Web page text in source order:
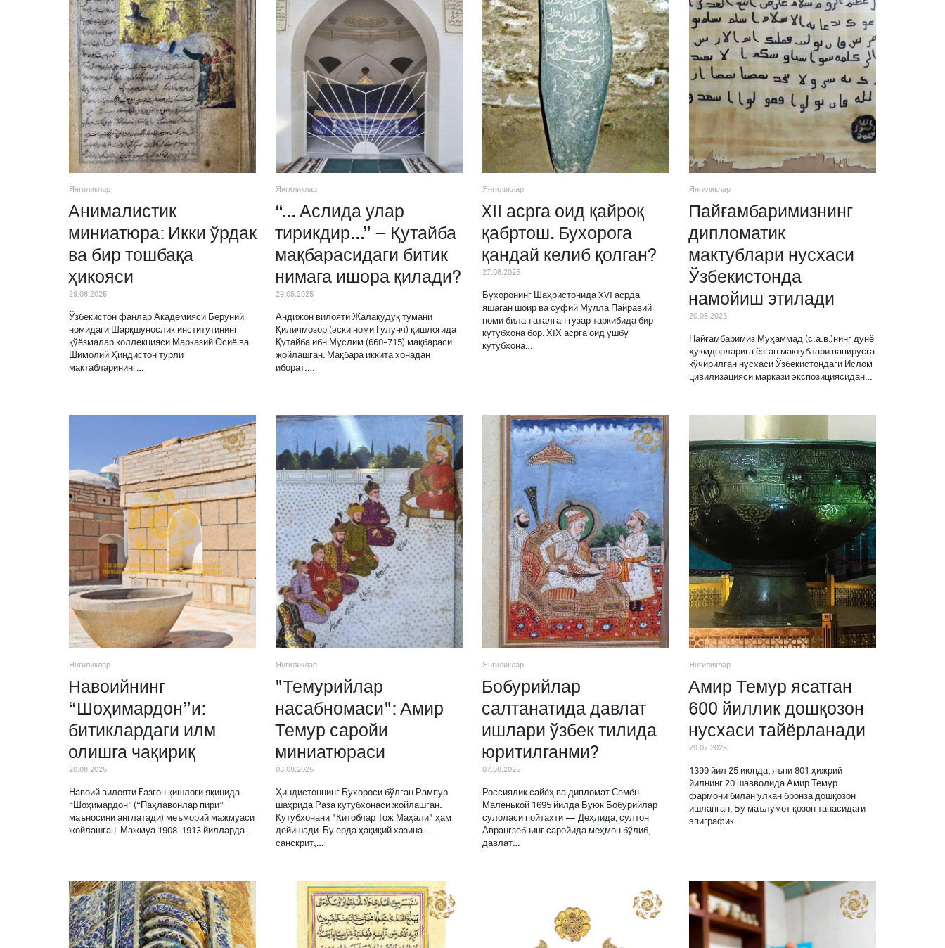
Янгиликлар
Анималистик
миниатюра: Икки ўрдак
ва бир тошбақа
ҳикояси
29.08.2025
Ўзбекистон фанлар Академияси Беруний
номидаги Шарқшунослик институтининг
қўёзмалар коллекцияси Марказий Осиё ва
Шимолий Ҳиндистон турли
мактабларининг…
Янгиликлар
“... Аслида улар
тирикдир...” – Қутайба
мақбарасидаги битик
нимага ишора қилади?
29.08.2025
Андижон вилояти Жалақудуқ тумани
Қиличмозор (эски номи Гулунч) қишлоғида
Қутайба ибн Муслим (660-715) мақбараси
жойлашган. Мақбара иккита хонадан
иборат.…
Янгиликлар
XII асрга оид қайроқ
қабртош. Бухорога
қандай келиб қолган?
27.08.2025
Бухоронинг Шаҳристонида XVI асрда
яшаган шоир ва суфий Мулла Пайравий
номи билан аталган гузар таркибида бир
кутубхона бор. ХIХ асрга оид ушбу
кутубхона…
Янгиликлар
Пайғамбаримизнинг
дипломатик
мактублари нусхаси
Ўзбекистонда
намойиш этилади
20.08.2025
Пайғамбаримиз Муҳаммад (с.а.в.)нинг дунё
ҳукмдорларига ёзган мактублари папирусга
кўчирилган нусхаси Ўзбекистондаги Ислом
цивилизацияси маркази экспозициясидан…
Янгиликлар
Навоийнинг
“Шоҳимардон”и:
битиклардаги илм
олишга чақириқ
20.08.2025
Навоий вилояти Ғазғон қишлоғи яқинида
“Шоҳимардон” (“Паҳлавонлар пири”
маъносини англатади) меъморий мажмуаси
жойлашган. Мажмуа 1908-1913 йилларда…
Янгиликлар
"Темурийлар
насабномаси": Амир
Темур саройи
миниатюраси
08.08.2025
Ҳиндистоннинг Бухороси бўлган Рампур
шаҳрида Раза кутубхонаси жойлашган.
Кутубхонани "Китоблар Тож Маҳали" ҳам
дейишади. Бу ерда ҳақиқий хазина –
санскрит,…
Янгиликлар
Бобурийлар
салтанатида давлат
ишлари ўзбек тилида
юритилганми?
07.08.2025
Россиялик сайёҳ ва дипломат Семён
Маленькой 1695 йилда Буюк Бобурийлар
сулоласи пойтахти — Деҳлида, султон
Аврангзебнинг саройида меҳмон бўлиб,
давлат…
Янгиликлар
Амир Темур ясатган
600 йиллик дошқозон
нусхаси тайёрланади
29.07.2025
1399 йил 25 июнда, яъни 801 ҳижрий
йилнинг 20 шавволида Амир Темур
фармони билан улкан бронза дошқозон
ишланган. Бу маълумот қозон танасидаги
эпиграфик…